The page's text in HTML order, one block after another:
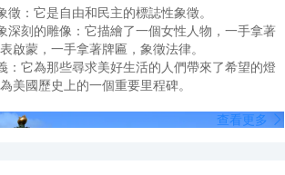
徵：它是自由和民主的標誌性象徵。
深刻的雕像：它描繪了一個女性人物，一手拿著
啟蒙，一手拿著牌匾，象徵法律。
：它為那些尋求美好生活的人們帶來了希望的燈
美國歷史上的一個重要里程碑。
查看更多